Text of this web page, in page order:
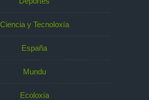
Ciencia y Tecnoloxía
España
Mundu
Ecoloxía